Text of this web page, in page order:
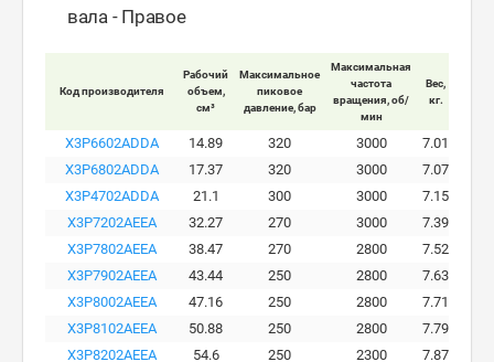
вала - Правое
Код производителя
Рабочий
объем,
см³
Максимальное
пиковое
давление, бар
Максимальная
частота
вращения, об/
мин
Вес,
кг.
X3P6602ADDA 14.89 320 3000 7.01
X3P6802ADDA
17.37 320 3000 7.07
X3P4702ADDA
21.1 300 3000 7.15
X3P7202AEEA
32.27 270 3000 7.39
X3P7802AEEA
38.47 270 2800 7.52
X3P7902AEEA
43.44 250 2800 7.63
X3P8002AEEA
47.16 250 2800 7.71
X3P8102AEEA
50.88 250 2800 7.79
X3P8202AEEA
54.6 250 2300 7.87